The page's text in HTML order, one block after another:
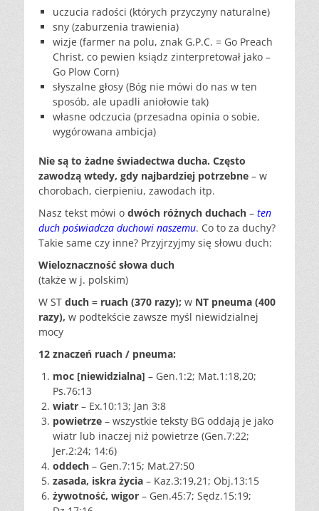
uczucia radości (których przyczyny naturalne)
sny (zaburzenia trawienia)
wizje (farmer na polu, znak G.P.C. = Go Preach
Christ, co pewien ksiądz zinterpretował jako –
Go Plow Corn)
słyszalne głosy (Bóg nie mówi do nas w ten
sposób, ale upadli aniołowie tak)
własne odczucia (przesadna opinia o sobie,
wygórowana ambicja)
Nie są to żadne świadectwa ducha. Często
zawodzą wtedy, gdy najbardziej potrzebne – w
chorobach, cierpieniu, zawodach itp.
Nasz tekst mówi o dwóch różnych duchach – ten
duch poświadcza duchowi naszemu. Co to za duchy?
Takie same czy inne? Przyjrzyjmy się słowu duch:
Wieloznaczność słowa duch
(także w j. polskim)
W ST duch = ruach (370 razy); w NT pneuma (400
razy), w podtekście zawsze myśl niewidzialnej
mocy
12 znaczeń ruach / pneuma:
moc [niewidzialna] – Gen.1:2; Mat.1:18,20;
Ps.76:13
wiatr – Ex.10:13; Jan 3:8
powietrze – wszystkie teksty BG oddają je jako
wiatr lub inaczej niż powietrze (Gen.7:22;
Jer.2:24; 14:6)
oddech – Gen.7:15; Mat.27:50
zasada, iskra życia – Kaz.3:19,21; Obj.13:15
żywotność, wigor – Gen.45:7; Sędz.15:19;